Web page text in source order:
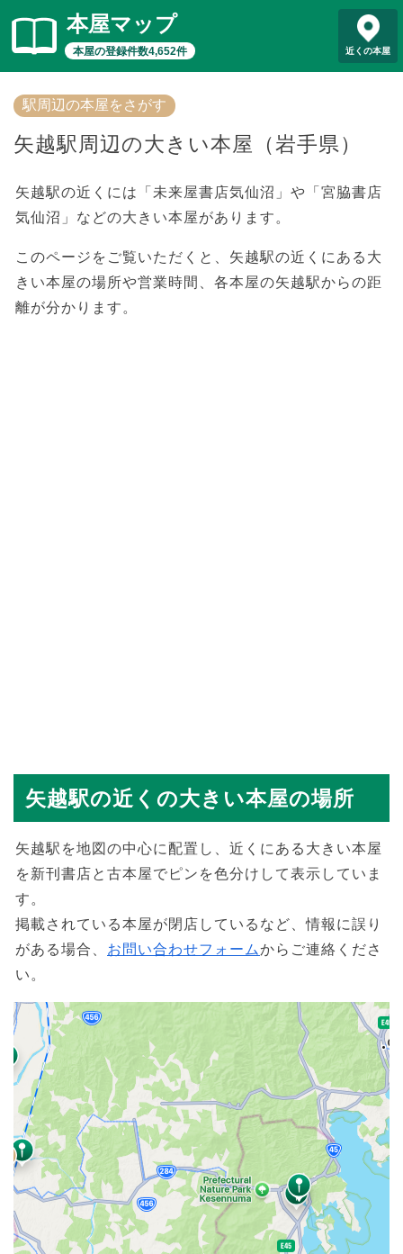
本屋マップ
本屋の登録件数4,652件 近くの本屋
駅周辺の本屋をさがす
矢越駅周辺の大きい本屋（岩手県）
矢越駅の近くには「未来屋書店気仙沼」や「宮脇書店
気仙沼」などの大きい本屋があります。
このページをご覧いただくと、矢越駅の近くにある大
きい本屋の場所や営業時間、各本屋の矢越駅からの距
離が分かります。
矢越駅の近くの大きい本屋の場所
矢越駅を地図の中心に配置し、近くにある大きい本屋
を新刊書店と古本屋でピンを色分けして表示していま
す。
掲載されている本屋が閉店しているなど、情報に誤り
がある場合、 お問い合わせフォームからご連絡くださ
い。